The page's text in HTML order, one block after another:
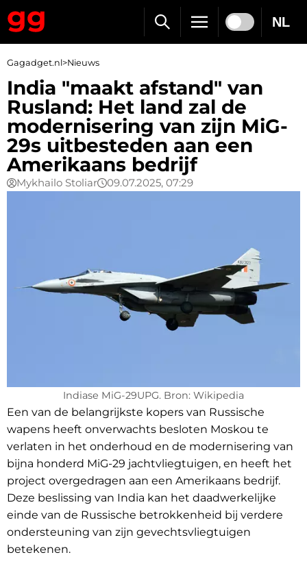
NL
Gagadget.nl>Nieuws
India "maakt afstand" van
Rusland: Het land zal de
modernisering van zijn MiG-
29s uitbesteden aan een
Amerikaans bedrijf
Mykhailo Stoliar 09.07.2025, 07:29
Indiase MiG-29UPG. Bron: Wikipedia
Een van de belangrijkste kopers van Russische
wapens heeft onverwachts besloten Moskou te
verlaten in het onderhoud en de modernisering van
bijna honderd MiG-29 jachtvliegtuigen, en heeft het
project overgedragen aan een Amerikaans bedrijf.
Deze beslissing van India kan het daadwerkelijke
einde van de Russische betrokkenheid bij verdere
ondersteuning van zijn gevechtsvliegtuigen
betekenen.